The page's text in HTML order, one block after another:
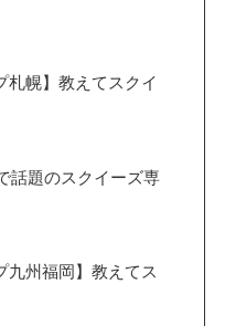
札幌】教えてスクイ
話題のスクイーズ専
九州福岡】教えてス